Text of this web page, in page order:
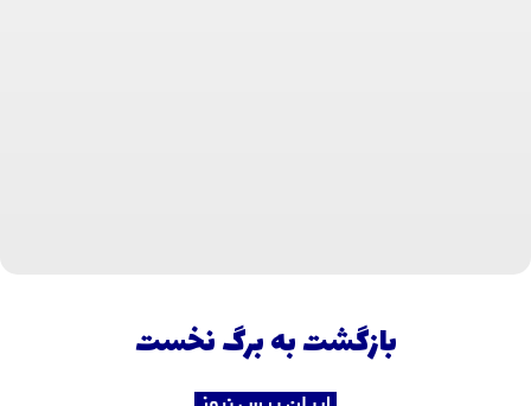
بازگشت به برگ نخست